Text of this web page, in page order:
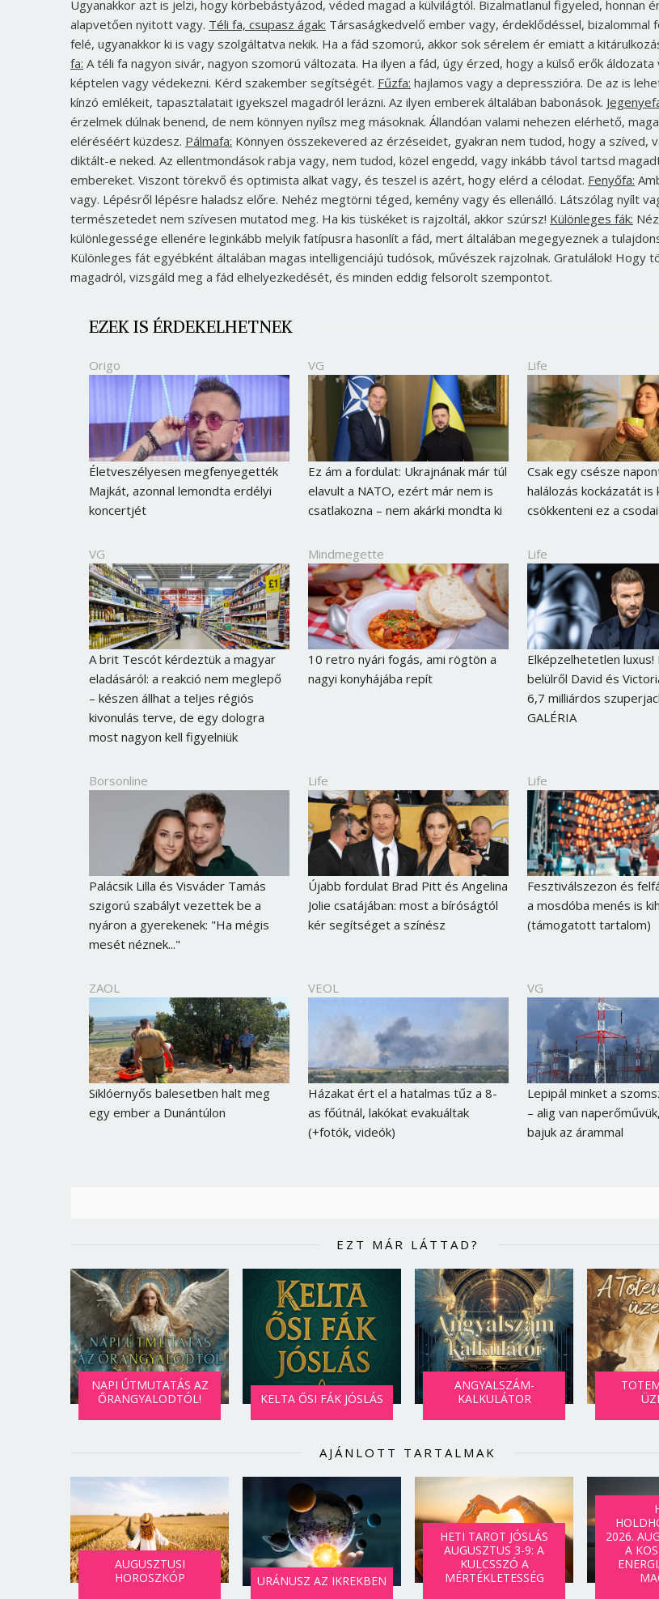
Ugyanakkor azt is jelzi, hogy körbebástyázod, véded magad a külvilágtól. Bizalmatlanul figyeled, honnan
alapvetően nyitott vagy. Téli fa, csupasz ágak: Társaságkedvelő ember vagy, érdeklődéssel, bizalommal
felé, ugyanakkor ki is vagy szolgáltatva nekik. Ha a fád szomorú, akkor sok sérelem ér emiatt a
fa: A téli fa nagyon sivár, nagyon szomorú változata. Ha ilyen a fád, úgy érzed, hogy a külső erők áldozata
képtelen vagy védekezni. Kérd szakember segítségét. Fűzfa: hajlamos vagy a depresszióra. De az is
kínzó emlékeit, tapasztalatait igyekszel magadról lerázni. Az ilyen emberek általában babonások.
érzelmek dúlnak benend, de nem könnyen nyílsz meg másoknak. Állandóan valami nehezen elérhető,
eléréséért küzdesz. Pálmafa: Könnyen összekevered az érzéseidet, gyakran nem tudod, hogy a szíved,
diktált-e neked. Az ellentmondások rabja vagy, nem tudod, közel engedd, vagy inkább távol tartsd
embereket. Viszont törekvő és optimista alkat vagy, és teszel is azért, hogy elérd a célodat. Fenyőfa:
vagy. Lépésről lépésre haladsz előre. Nehéz megtörni téged, kemény vagy és ellenálló. Látszólag nyílt
természetedet nem szívesen mutatod meg. Ha kis tüskéket is rajzoltál, akkor szúrsz! Különleges fák:
különlegessége ellenére leginkább melyik fatípusra hasonlít a fád, mert általában megegyeznek a
Különleges fát egyébként általában magas intelligenciájú tudósok, művészek rajzolnak. Gratulálok! Hogy
magadról, vizsgáld meg a fád elhelyezkedését, és minden eddig felsorolt szempontot.
EZEK IS ÉRDEKELHETNEK
Origo
Életveszélyesen megfenyegették
Majkát, azonnal lemondta erdélyi
koncertjét
VG
Ez ám a fordulat: Ukrajnának már túl
elavult a NATO, ezért már nem is
csatlakozna – nem akárki mondta ki
Life
Csak egy csésze
halálozás kockázatát is
csökkenteni ez a
VG
A brit Tescót kérdeztük a magyar
eladásáról: a reakció nem meglepő
– készen állhat a teljes régiós
kivonulás terve, de egy dologra
most nagyon kell figyelniük
Mindmegette
10 retro nyári fogás, ami rögtön a
nagyi konyhájába repít
Life
Elképzelhetetlen luxus!
belülről David és
6,7 milliárdos
GALÉRIA
Borsonline
Palácsik Lilla és Visváder Tamás
szigorú szabályt vezettek be a
nyáron a gyerekenek: "Ha mégis
mesét néznek..."
Life
Újabb fordulat Brad Pitt és Angelina
Jolie csatájában: most a bíróságtól
kér segítséget a színész
Life
Fesztiválszezon és
a mosdóba menés is
(támogatott tartalom)
ZAOL
Siklóernyős balesetben halt meg
egy ember a Dunántúlon
VEOL
Házakat ért el a hatalmas tűz a 8-
as főútnál, lakókat evakuáltak
(+fotók, videók)
VG
Lepipál minket a
– alig van
bajuk az árammal
EZT MÁR LÁTTAD?
NAPI ÚTMUTATÁS AZ
ŐRANGYALODTÓL!
KELTA ŐSI FÁK JÓSLÁS
ANGYALSZÁM-
KALKULÁTOR
AJÁNLOTT TARTALMAK
AUGUSZTUSI
HOROSZKÓP
URÁNUSZ AZ IKREKBEN
HETI TAROT JÓSLÁS
AUGUSZTUS 3-9: A
KULCSSZÓ A
MÉRTÉKLETESSÉG
2026.
A
Borsonline
E-mail cím vagy felhasználónév
Mégse Bejelentkezés